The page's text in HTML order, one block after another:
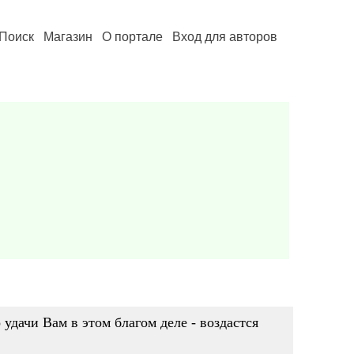
Поиск Магазин О портале Вход для авторов
Вам в этом благом деле - воздастся